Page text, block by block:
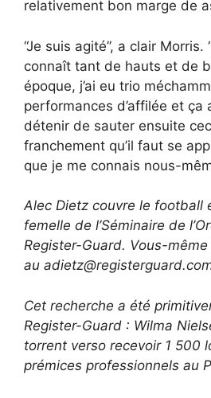
relativement bon marge de
“Je suis agité”, a clair
connaît tant de hauts et de
époque, j’ai eu trio
performances d’affilée et ça
détenir de sauter ensuite
franchement qu’il faut se
que je me connais nous-
Alec Dietz couvre le football
femelle de l’Séminaire de
Register-Guard. Vous-
au
Cet recherche a été
Register-Guard : Wilma
torrent verso recevoir 1 500
prémices professionnels au